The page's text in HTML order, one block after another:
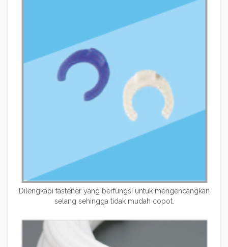
Dilengkapi fastener yang berfungsi untuk mengencangkan
selang sehingga tidak mudah copot.